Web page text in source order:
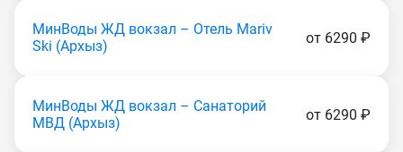
МинВоды ЖД вокзал – Отель Mariv
Ski (Apxыз)
от 6290 ₽
МинВоды ЖД вокзал – Санаторий
МВД (Apxыз)
от 6290 ₽